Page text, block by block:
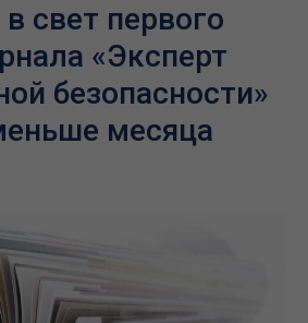
свет первого
«Эксперт
безопасности»
месяца